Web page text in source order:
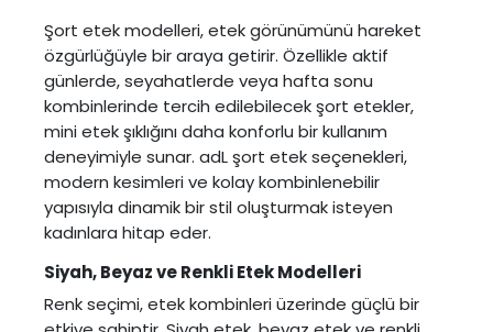
Şort etekmodelleri, etek görünümünü hareket
özgürlüğüyle bir araya getirir. Özellikle aktif
günlerde, seyahatlerde veya hafta sonu
kombinlerinde tercih edilebilecek şort etekler,
mini etek şıklığını daha konforlu bir kullanım
deneyimiyle sunar. adL şort etek seçenekleri,
modern kesimleri ve kolay kombinlenebilir
yapısıyla dinamik bir stil oluşturmak isteyen
kadınlara hitap eder.
Siyah, Beyaz ve Renkli Etek Modelleri
Renk seçimi,etek kombinleriüzerinde güçlü bir